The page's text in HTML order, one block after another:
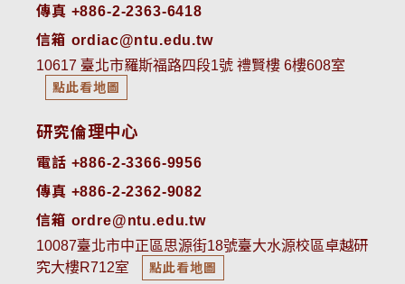
傳真 +886-2-2363-6418
信箱 ordiac@ntu.edu.tw
10617 臺北市羅斯福路四段1號 禮賢樓 6樓608室
點此看地圖
研究倫理中心
電話 +886-2-3366-9956
傳真 +886-2-2362-9082
信箱 ordre@ntu.edu.tw
10087臺北市中正區思源街18號臺大水源校區卓越研
究大樓R712室
點此看地圖